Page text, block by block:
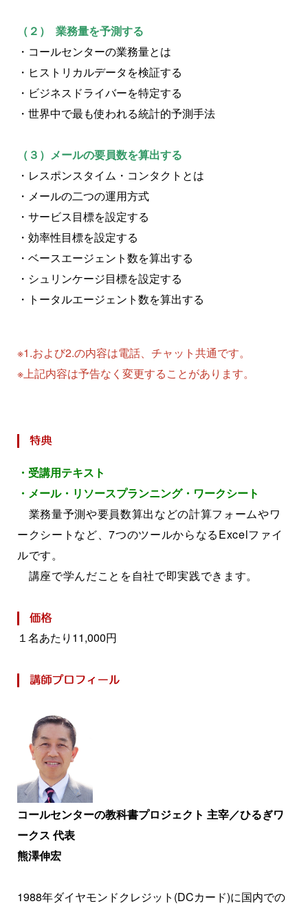
（２） 業務量を予測する
・コールセンターの業務量とは
・ヒストリカルデータを検証する
・ビジネスドライバーを特定する
・世界中で最も使われる統計的予測手法
（３）メールの要員数を算出する
・レスポンスタイム・コンタクトとは
・メールの二つの運用方式
・サービス目標を設定する
・効率性目標を設定する
・ベースエージェント数を算出する
・シュリンケージ目標を設定する
・トータルエージェント数を算出する
※1.および2.の内容は電話、チャット共通です。
※上記内容は予告なく変更することがあります。
・受講用テキスト
・メール・リソースプランニング・ワークシート
業務量予測や要員数算出などの計算フォームやワ
ークシートなど、7つのツールからなるExcelファイ
ルです。
講座で学んだことを自社で即実践できます。
１名あたり11,000円
コールセンターの教科書プロジェクト 主宰／ひるぎワ
ークス 代表
熊澤伸宏
1988年ダイヤモンドクレジット(DCカード)に国内での